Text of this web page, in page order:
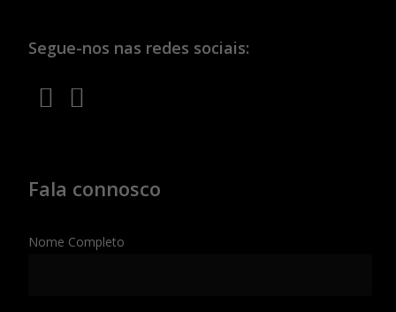
Segue-nos nas redes sociais:
Fala connosco
Nome Completo